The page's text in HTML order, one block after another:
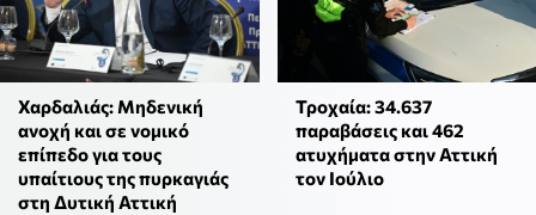
Χαρδαλιάς: Μηδενική
ανοχή και σε νομικό
επίπεδο για τους
υπαίτιους της πυρκαγιάς
στη Δυτική Αττική
Τροχαία: 34.637
παραβάσεις και 462
ατυχήματα στην Αττική
τον Ιούλιο